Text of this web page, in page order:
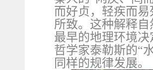
而好贞，轻疾而
所致。这种解释
最早的地理环境
哲学家泰勒斯的“
同样的规律发展。